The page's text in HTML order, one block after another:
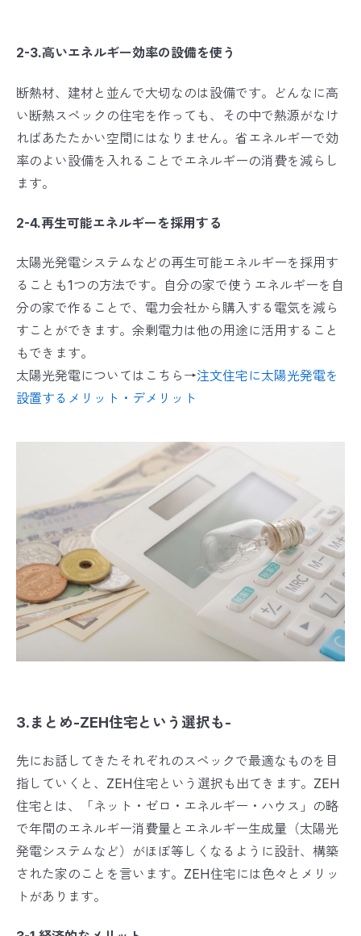
2-3.高いエネルギー効率の設備を使う
断熱材、建材と並んで大切なのは設備です。どんなに高
い断熱スペックの住宅を作っても、その中で熱源がなけ
ればあたたかい空間にはなりません。省エネルギーで効
率のよい設備を入れることでエネルギーの消費を減らし
ます。
2-4.再生可能エネルギーを採用する
太陽光発電システムなどの再生可能エネルギーを採用す
ることも1つの方法です。自分の家で使うエネルギーを自
分の家で作ることで、電力会社から購入する電気を減ら
すことができます。余剰電力は他の用途に活用すること
もできます。
太陽光発電についてはこちら→注文住宅に太陽光発電を
設置するメリット・デメリット
3.まとめ-ZEH住宅という選択も-
先にお話してきたそれぞれのスペックで最適なものを目
指していくと、ZEH住宅という選択も出てきます。ZEH
住宅とは、「ネット・ゼロ・エネルギー・ハウス」の略
で年間のエネルギー消費量とエネルギー生成量（太陽光
発電システムなど）がほぼ等しくなるように設計、構築
された家のことを言います。ZEH住宅には色々とメリッ
トがあります。